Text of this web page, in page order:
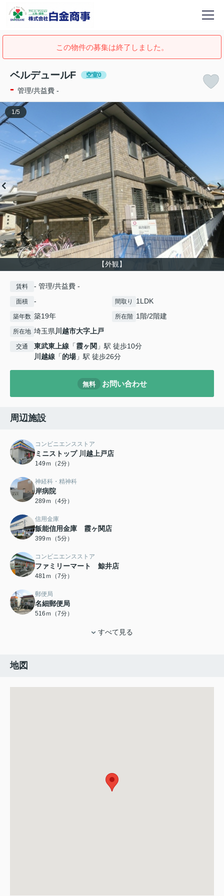
この物件の募集は終了しました。
ベルデュールF 空室0
- 管理/共益費 -
【外観】
1 /5
賃料 - 管理/共益費 -
面積 - 間取り 1LDK
築年数 築19年 所在階 1階/2階建
所在地 埼玉県川越市大字上戸
交通 東武東上線 「霞ヶ関 」駅 徒歩10分
川越線 「的場」駅 徒歩26分
無料 お問い合わせ
周辺施設
コンビニエンスストア
ミニストップ 川越上戸店
149ｍ（2分）
神経科・精神科
岸病院
289ｍ（4分）
信用金庫
飯能信用金庫 霞ヶ関店
399ｍ（5分）
コンビニエンスストア
ファミリーマート 鯨井店
481ｍ（7分）
郵便局
名細郵便局
516ｍ（7分）
すべて見る
地図